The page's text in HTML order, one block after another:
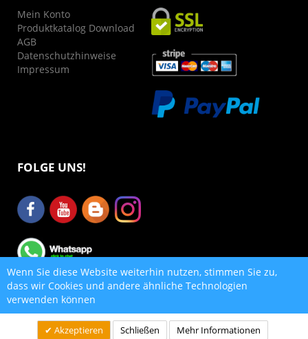
Mein Konto
Produktkatalog Download
AGB
Datenschutzhinweise
Impressum
FOLGE UNS!
Copyright 2020 - Sous Vide Consulting ©
Wenn Sie diese Website weiterhin nutzen, stimmen Sie zu,
dass wir Cookies und andere ähnliche Technologien
verwenden können
Akzeptieren Schließen Mehr Informationen